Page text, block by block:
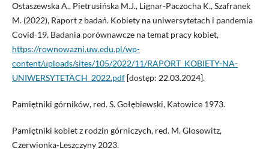
Ostaszewska A., Pietrusińska M.J., Lignar-Paczocha K., Szafranek
M. (2022), Raport z badań. Kobiety na uniwersytetach i pandemia
Covid-19. Badania porównawcze na temat pracy kobiet,
https://rownowazni.uw.edu.pl/wp-
content/uploads/sites/105/2022/11/RAPORT_KOBIETY-NA-
UNIWERSYTETACH_2022.pdf[dostęp: 22.03.2024].
Pamiętniki górników, red. S. Gołębiewski, Katowice 1973.
Pamiętniki kobiet z rodzin górniczych, red. M. Glosowitz,
Czerwionka-Leszczyny 2023.